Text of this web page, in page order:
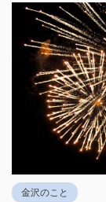
金沢のこと